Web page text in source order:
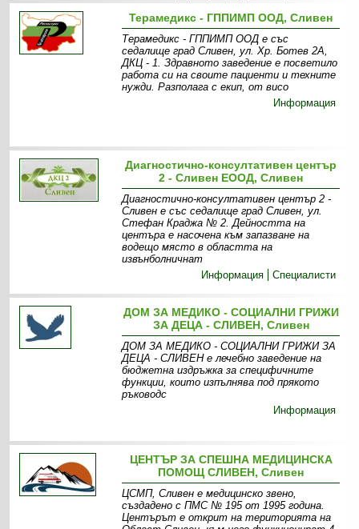
Терамедикс - ГППИМП ООД, Сливен
Терамедикс - ГППИМП ООД е със
седалище град Сливен, ул. Хр. Ботев 2А,
ДКЦ - 1. Здравното заведение е посветило
работа си на своите пациенти и техните
нужди. Разполага с екип, от висо
Информация
Диагностично-консултативен център
2 - Сливен ЕООД, Сливен
Диагностично-консултативен център 2 -
Сливен е със седалище град Сливен, ул.
Стефан Краджа № 2. Дейността на
центъра е насочена към запазване на
водещо място в областта на
извънболничнат
Информация
Специалисти
ДОМ ЗА МЕДИКО - СОЦИАЛНИ ГРИЖИ
ЗА ДЕЦА - СЛИВЕН, Сливен
ДОМ ЗА МЕДИКО - СОЦИАЛНИ ГРИЖИ ЗА
ДЕЦА - СЛИВЕН е лечебно заведение на
бюджетна издръжка за специфичните
функции, които изпълнява под прякото
ръководс
Информация
ЦЕНТЪР ЗА СПЕШНА МЕДИЦИНСКА
ПОМОЩ СЛИВЕН, Сливен
ЦСМП, Сливен е медицинско звено,
създадено с ПМС № 195 от 1995 година.
Центърът е открит на територията на